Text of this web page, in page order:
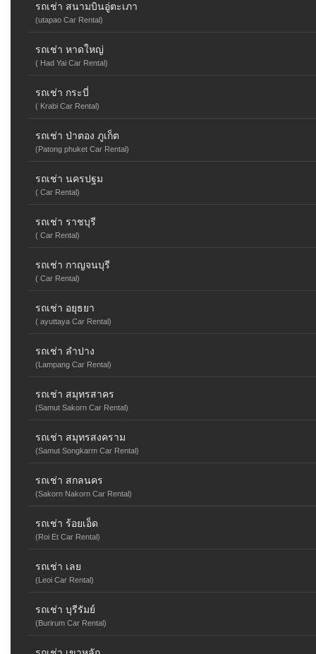
รถเช่า สนามบินอู่ตะเภา
(utapao Car Rental)
รถเช่า หาดใหญ่
( Had Yai Car Rental)
รถเช่า กระบี่
( Krabi Car Rental)
รถเช่า ป่าตอง ภูเก็ต
(Patong phuket Car Rental)
รถเช่า นครปฐม
( Car Rental)
รถเช่า ราชบุรี
( Car Rental)
รถเช่า กาญจนบุรี
( Car Rental)
รถเช่า อยุธยา
( ayuttaya Car Rental)
รถเช่า ลำปาง
(Lampang Car Rental)
รถเช่า สมุทรสาคร
(Samut Sakorn Car Rental)
รถเช่า สมุทรสงคราม
(Samut Songkarm Car Rental)
รถเช่า สกลนคร
(Sakorn Nakorn Car Rental)
รถเช่า ร้อยเอ็ด
(Roi Et Car Rental)
รถเช่า เลย
(Leoi Car Rental)
รถเช่า บุรีรัมย์
(Burirum Car Rental)